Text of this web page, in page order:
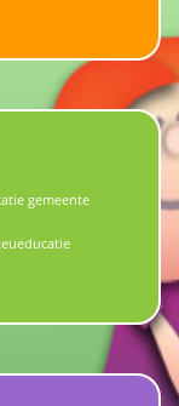
gemeente